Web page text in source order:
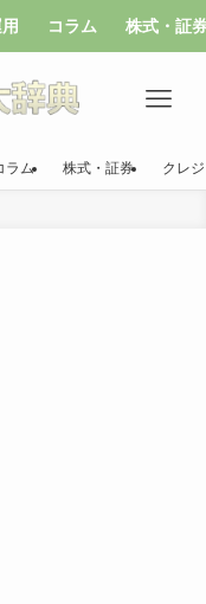
コラム 株式・証
ラム 株式・証券 クレ